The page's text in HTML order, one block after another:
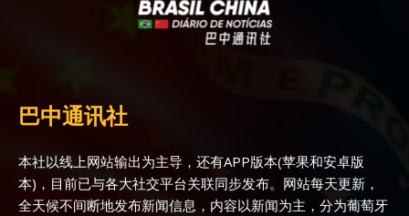
巴中通讯社
本社以线上网站输出为主导，还有APP版本(苹果和安卓版
本)，目前已与各大社交平台关联同步发布。网站每天更新，
全天候不间断地发布新闻信息，内容以新闻为主，分为葡萄牙